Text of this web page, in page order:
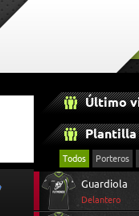
Todos Porteros
Guardiola
Delantero